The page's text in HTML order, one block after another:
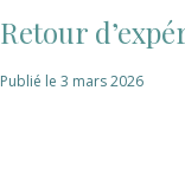
Retour
Publié le 3 mars 2026